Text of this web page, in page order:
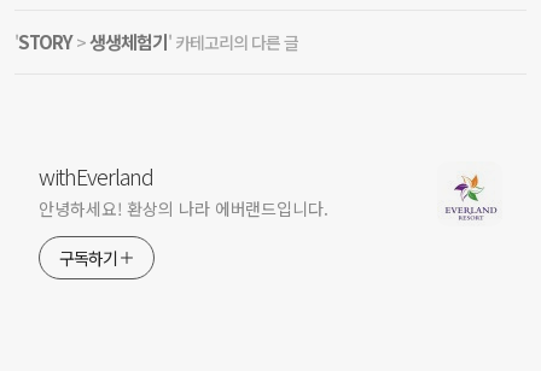
'STORY>생생체험기' 카테고리의 다른 글
withEverland
안녕하세요! 환상의 나라 에버랜드입니다.
구독하기